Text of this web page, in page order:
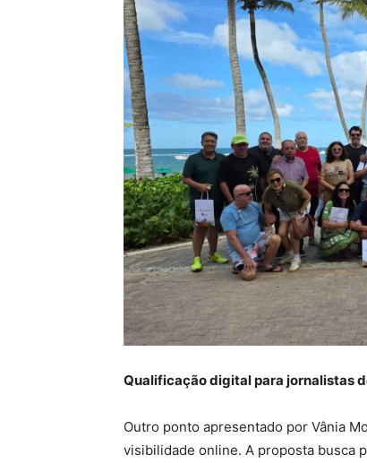
Qualificação digital para jornalistas
Outro ponto apresentado por Vânia
visibilidade online. A proposta busca